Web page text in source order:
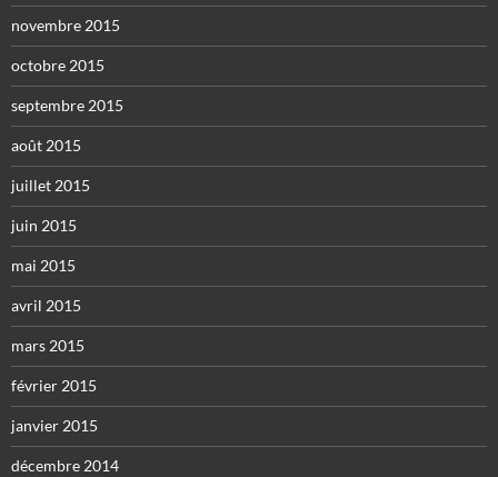
novembre 2015
octobre 2015
septembre 2015
août 2015
juillet 2015
juin 2015
mai 2015
avril 2015
mars 2015
février 2015
janvier 2015
décembre 2014